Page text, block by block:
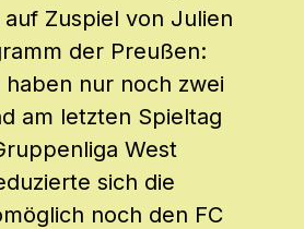
Zuspiel von Julien
der Preußen:
nur noch zwei
am letzten Spieltag
West
sich die
noch den FC